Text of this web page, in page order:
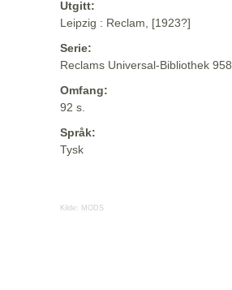
Utgitt:
Leipzig : Reclam, [1923?]
Serie:
Reclams Universal-Bibliothek 958
Omfang:
92 s.
Språk:
Tysk
Kilde: MODS